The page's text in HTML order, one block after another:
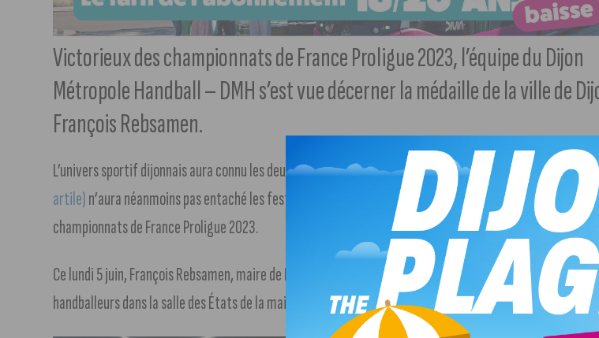
Victorieux des championnats de France Proligue 2023, l’équipe du Dijon
Métropole Handball – DMH s’est vue décerner la médaille de la ville de
François Rebsamen.
L’univers sportif dijonnais aura connu les deux extrêmes ce week-end.
La relégation du DFCO en
artile)n’aura néanmoins pas entaché les festivités suite à la victoire du Dijon Métropole Handball – DMH
championnats de France Proligue 2023.
Ce lundi 5 juin, François Rebsamen, maire de Dijon et Président de Dijon Métropole, a reçu toute cette
handballeurs dans la salle des États de la mairie, afin de leur remettre la médaille de la ville.